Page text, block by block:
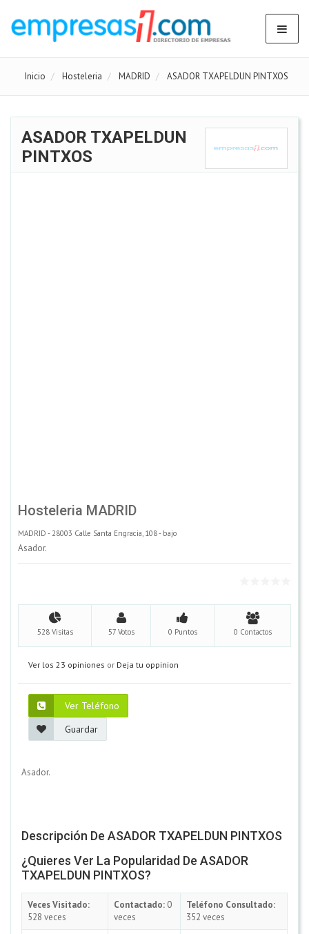
Inicio Hosteleria MADRID ASADOR TXAPELDUN PINTXOS
ASADOR TXAPELDUN
PINTXOS
Hosteleria MADRID
MADRID - 28003 Calle Santa Engracia, 108 - bajo
Asador.
528 Visitas 57 Votos 0 Puntos 0 Contactos
Ver los 23 opiniones or Deja tu oppinion
Ver Teléfono
Guardar
Asador.
Descripción De ASADOR TXAPELDUN PINTXOS
¿Quieres Ver La Popularidad De ASADOR
TXAPELDUN PINTXOS?
Veces Visitado:
528 veces
Contactado: 0
veces
Teléfono Consultado:
352 veces